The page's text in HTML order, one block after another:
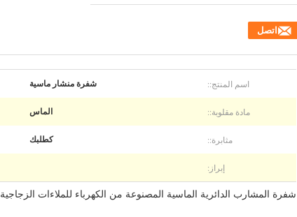
اتصل
اسم المنتج:: شفرة منشار ماسية
مادة مقلوبة:: الماس
مثابرة:: كطلبك
إبراز:
شفرة المشارب الدائرية الماسية المصنوعة من الكهرباء للملاءات الزجاجية